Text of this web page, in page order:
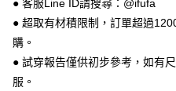
１．簡單：不需註冊會員、不需綁卡
２．便利：只要手機號碼，簡訊認證
３．安心：先確認商品／服務後，再
【「AFTEE先享後付」結帳流程】
運送方式
全家 取貨付款
每筆NT$70，滿NT$999(含以上)
● 客服Line ID請搜尋：@ifufa
● 超取有材積限制，訂單超過
購。
● 試穿報告僅供初步參考，如有
服。